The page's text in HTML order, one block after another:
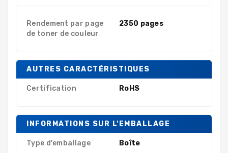
Rendement par page
de toner de couleur
2350 pages
AUTRES CARACTÉRISTIQUES
Certification RoHS
INFORMATIONS SUR L'EMBALLAGE
Type d'emballage Boîte